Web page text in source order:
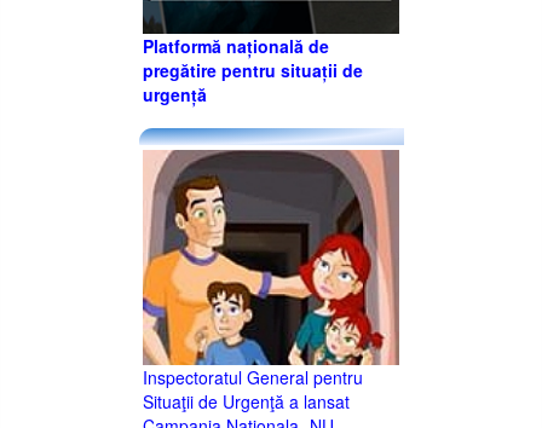
Platformă națională de
pregătire pentru situații de
urgență
Inspectoratul General pentru
Situaţii de Urgenţă a lansat